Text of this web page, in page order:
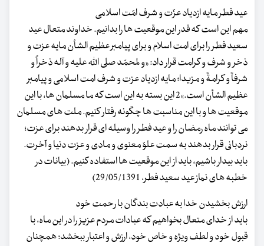
عید فطر مایه ازدیاد عزّت و شرف امّت اسلامی
مهم این است که قدر این موقعیت ها را بدانیم. خداوند متعال عید
سعید فطر را برای امت اسلام و برای پیامبر عظیم الشأن مایه عزت و
ذخر و شرف و کرامت قرار داد: «و لمحمّد صلی الله علیه و آله ذخراً و
شرفاً و کرامةً و مزیدا؛ مایه ازدیاد عزت و شرف امت اسلامی و پیامبر
عظیم الشأن است.»2 این بسته به این است که ما مسلمان ها، با این
موقعیت ها و با این مناسبت ها چگونه رفتار کنیم. ملت های مسلمان
می توانند ماه رمضان را و عید فطر را وسیله ای قرار بدهند برای عزت؛
نردبانی قرار بدهند به سمت علوّ معنوی و مادی و عزت دنیا و آخرت.
باید بیدار باشیم، باید از این موقعیت ها استفاده کنیم. (بیانات در
خطبه های نماز عید سعید فطر، 29/05/1391)
ارزش بخشیدن خدا به عبادت بندگان با رحمت خود
باید از خدای متعال بخواهیم که عبادات مردم عزیز را در این ماه، با
قبول خود و لطف ویژه و خاص خود، ارزش و اعتبار ببخشد؛ همچنان